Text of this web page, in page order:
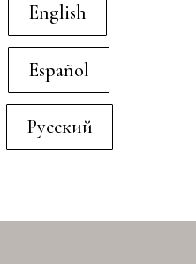
English
Español
Русский